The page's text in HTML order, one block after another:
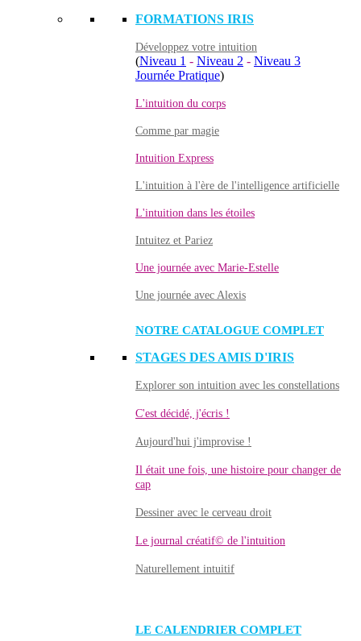
FORMATIONS IRIS
Développez votre intuition
(Niveau 1 - Niveau 2 - Niveau 3
Journée Pratique)
L'intuition du corps
Comme par magie
Intuition Express
L'intuition à l'ère de l'intelligence artificielle
L'intuition dans les étoiles
Intuitez et Pariez
Une journée avec Marie-Estelle
Une journée avec Alexis
NOTRE CATALOGUE COMPLET
STAGES DES AMIS D'IRIS
Explorer son intuition avec les constellations
C'est décidé, j'écris !
Aujourd'hui j'improvise !
Il était une fois, une histoire pour changer de
cap
Dessiner avec le cerveau droit
Le journal créatif© de l'intuition
Naturellement intuitif
LE CALENDRIER COMPLET